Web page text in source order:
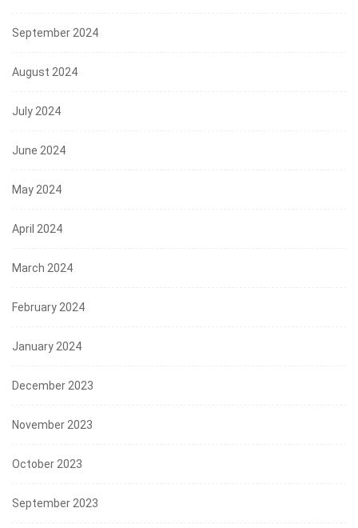
September 2024
August 2024
July 2024
June 2024
May 2024
April 2024
March 2024
February 2024
January 2024
December 2023
November 2023
October 2023
September 2023